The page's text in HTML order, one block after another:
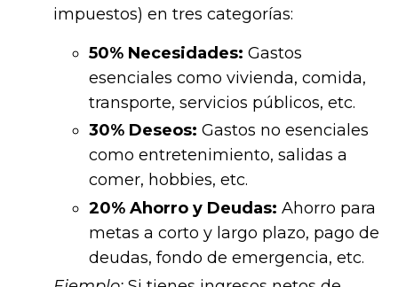
impuestos) en tres categorías:
50% Necesidades: Gastos
esenciales como vivienda, comida,
transporte, servicios públicos, etc.
30% Deseos: Gastos no esenciales
como entretenimiento, salidas a
comer, hobbies, etc.
20% Ahorro y Deudas: Ahorro para
metas a corto y largo plazo, pago de
deudas, fondo de emergencia, etc.